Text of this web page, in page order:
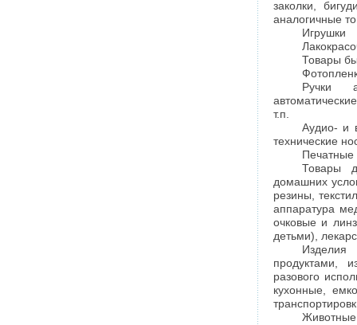
заколки,
аналогичные
Игрушки
Товары
Ручки
т.п.
Аудио- и
технические
Печатные
Товары
домашних
резины,
аппаратура
очковые и
детьми),
продуктами,
разового
кухонные,
Животные